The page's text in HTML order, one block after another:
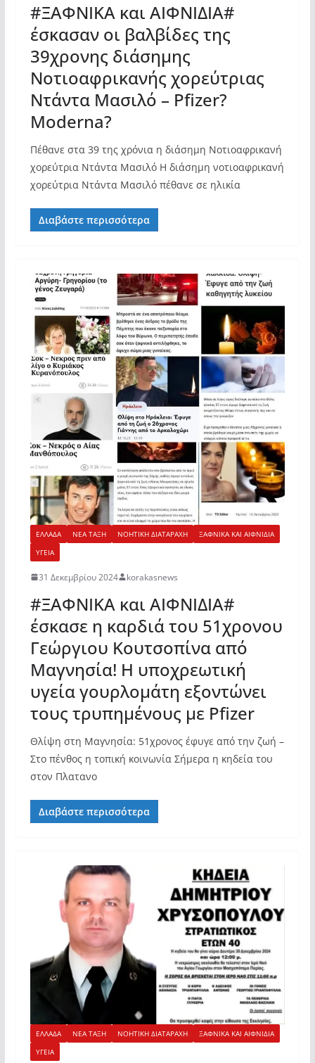
#ΞΑΦΝΙΚΑ και ΑΙΦΝΙΔΙΑ#
έσκασαν οι βαλβίδες της
39χρονης διάσημης
Νοτιοαφρικανής χορεύτριας
Ντάντα Μασιλό – Pfizer?
Moderna?
Πέθανε στα 39 της χρόνια η διάσημη Νοτιοαφρικανή
χορεύτρια Ντάντα Μασιλό Η διάσημη νοτιοαφρικανή
χορεύτρια Ντάντα Μασιλό πέθανε σε ηλικία
Διαβάστε περισσότερα
ΕΛΛΑΔΑ ΝΕΑ ΤΑΞΗ ΝΟΗΤΙΚΗ ΔΙΑΤΑΡΑΧΗ
ΞΑΦΝΙΚΑ ΚΑΙ ΑΙΦΝΙΔΙΑ
ΥΓΕΙΑ
31 Δεκεμβρίου 2024 korakasnews
#ΞΑΦΝΙΚΑ και ΑΙΦΝΙΔΙΑ#
έσκασε η καρδιά του 51χρονου
Γεώργιου Κουτσοπίνα από
Μαγνησία! Η υποχρεωτική
υγεία γουρλομάτη εξοντώνει
τους τρυπημένους με Pfizer
Θλίψη στη Μαγνησία: 51χρονος έφυγε από την ζωή –
Στο πένθος η τοπική κοινωνία Σήμερα η κηδεία του
στον Πλατανο
Διαβάστε περισσότερα
ΕΛΛΑΔΑ ΝΕΑ ΤΑΞΗ ΝΟΗΤΙΚΗ ΔΙΑΤΑΡΑΧΗ
ΞΑΦΝΙΚΑ ΚΑΙ ΑΙΦΝΙΔΙΑ
ΥΓΕΙΑ